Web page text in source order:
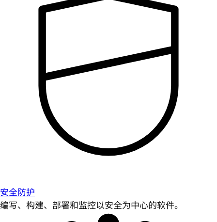
安全防护
编写、构建、部署和监控以安全为中心的软件。